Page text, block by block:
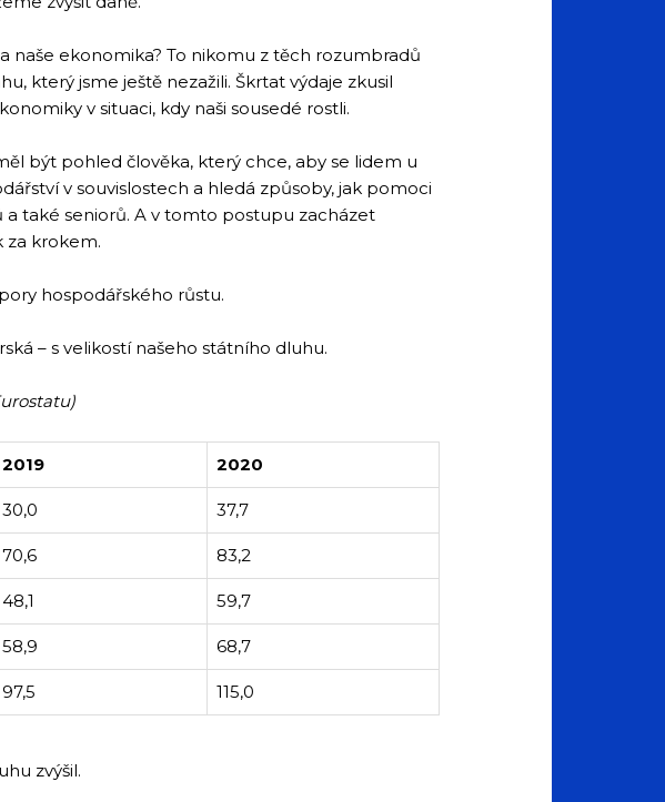
naše ekonomika? To nikomu z těch rozumbradů
který jsme ještě nezažili. Škrtat výdaje zkusil
v situaci, kdy naši sousedé rostli.
být pohled člověka, který chce, aby se lidem u
v souvislostech a hledá způsoby, jak pomoci
také seniorů. A v tomto postupu zacházet
za krokem.
hospodářského růstu.
– s velikostí našeho státního dluhu.
2019 2020
30,0 37,7
70,6 83,2
48,1 59,7
58,9 68,7
97,5 115,0
zvýšil.